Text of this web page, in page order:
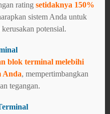
rating setidaknya 150%
sistem Anda untuk
potensial.
blok terminal melebihi
Anda, mempertimbangkan
tegangan.